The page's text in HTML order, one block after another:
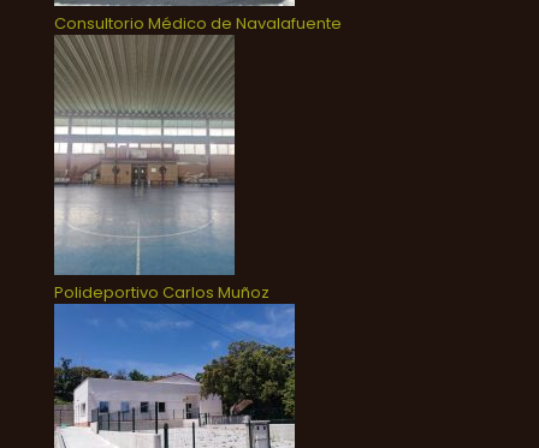
Consultorio Médico de Navalafuente
Polideportivo Carlos Muñoz